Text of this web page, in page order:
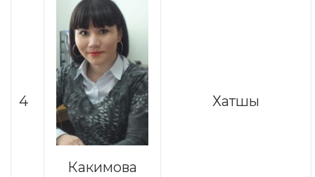
4
Какимова
Хатшы